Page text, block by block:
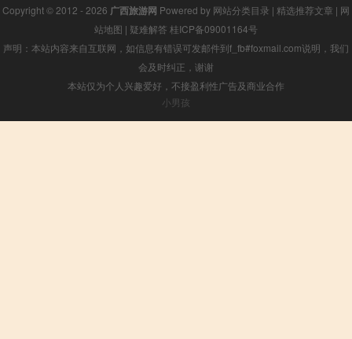
Copyright © 2012 - 2026 广西旅游网 Powered by 网站分类目录 | 精选推荐文章 | 网
站地图 | 疑难解答 桂ICP备09001164号
声明：本站内容来自互联网，如信息有错误可发邮件到f_fb#foxmail.com说明，我们
会及时纠正，谢谢
本站仅为个人兴趣爱好，不接盈利性广告及商业合作
小男孩